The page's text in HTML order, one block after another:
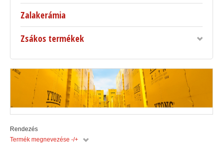
Zalakerámia
Zsákos termékek
Rendezés
Termék megnevezése -/+